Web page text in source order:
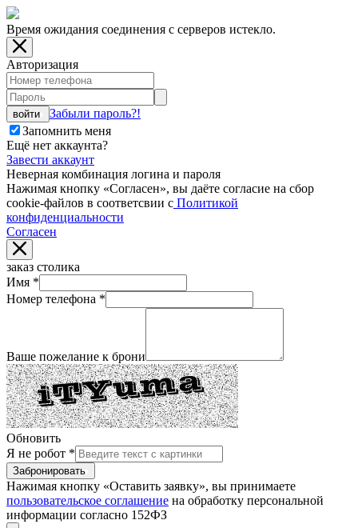
Время ожидания соединения с серверов истекло.
Авторизация
войти
Забыли пароль?!
Запомнить меня
Ещё нет аккаунта?
Завести аккаунт
Неверная комбинация логина и пароля
Нажимая кнопку «Согласен», вы даёте cогласие на сбор
cookie-файлов в соответсвии с Политикой
конфиденциальности
Согласен
заказ столика
Имя *
Номер телефона *
Ваше пожелание к брони
Обновить
Я не робот *
Забронировать
Нажимая кнопку «Оставить заявку», вы принимаете
пользовательское соглашение на обработку персональной
информации согласно 152ФЗ